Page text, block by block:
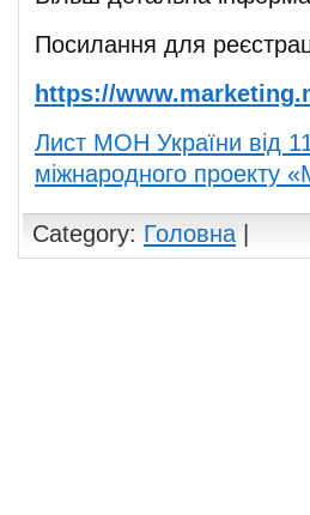
Посилання для
https://
Лист МОН України від
міжнародного проекту
Category: Головна